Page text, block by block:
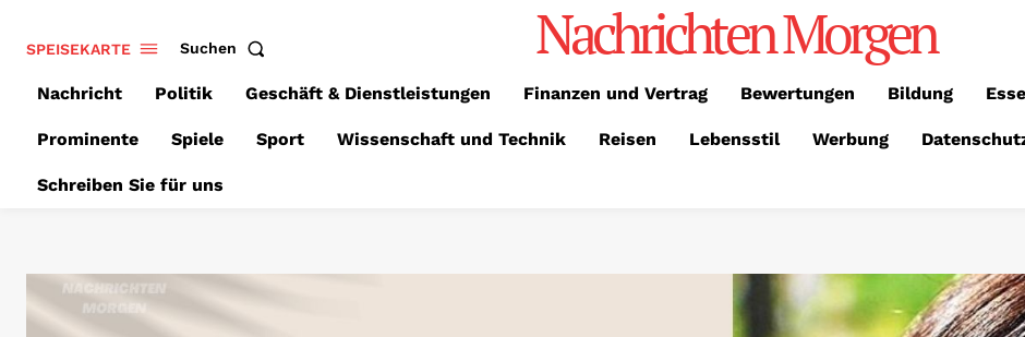
SPEISEKARTE Suchen Nachrichten Morgen
Nachricht Politik Geschäft & Dienstleistungen Finanzen und Vertrag Bewertungen Bildung
Prominente Spiele Sport Wissenschaft und Technik Reisen Lebensstil Werbung
Schreiben Sie für uns